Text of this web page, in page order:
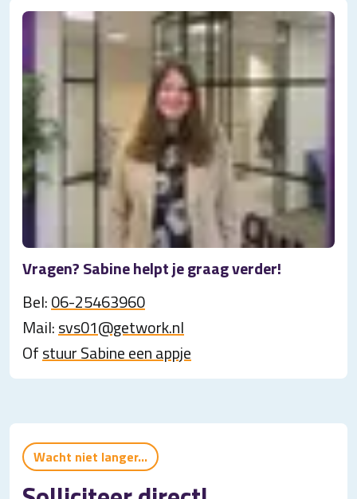
Vragen? Sabine helpt je graag verder!
Bel:06-25463960
Mail:svs01@getwork.nl
Ofstuur Sabine een appje
Wacht niet langer...